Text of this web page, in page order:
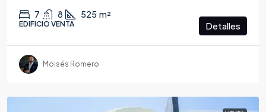
7 8 525 m²
EDIFICIO VENTA Detalles
Moisés Romero